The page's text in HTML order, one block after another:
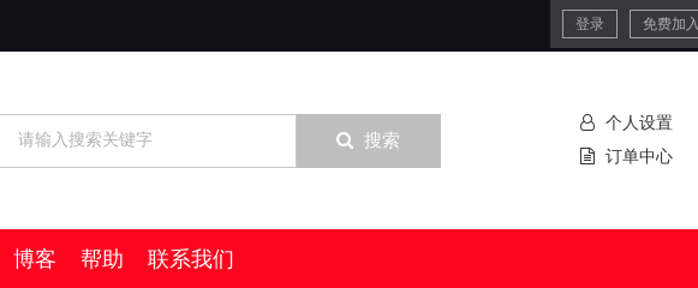
登录 免费加入
搜索
个人设置
订单中心
博客 帮助 联系我们